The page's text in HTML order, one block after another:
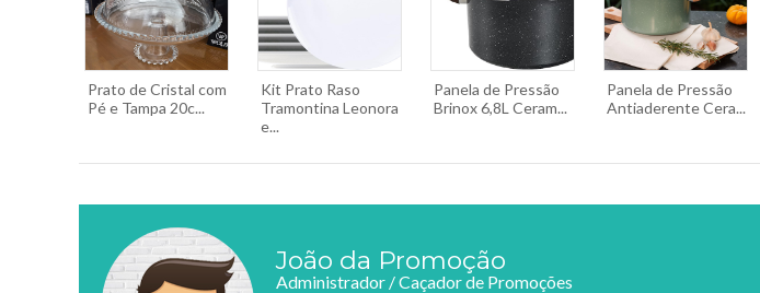
Prato de Cristal com
Pé e Tampa 20c...
Kit Prato Raso
Tramontina Leonora
e...
Panela de Pressão
Brinox 6,8L Ceram...
Panela de Pressão
Antiaderente Cera...
João da Promoção
Administrador / Caçador de Promoções